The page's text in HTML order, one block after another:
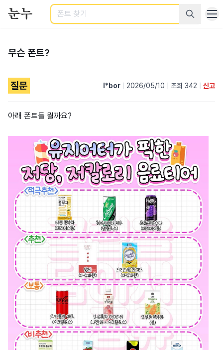
검색
무슨 폰트?
질문 l*bor 2026/05/10 조회 342 신고
아래 폰트들 뭘까요?